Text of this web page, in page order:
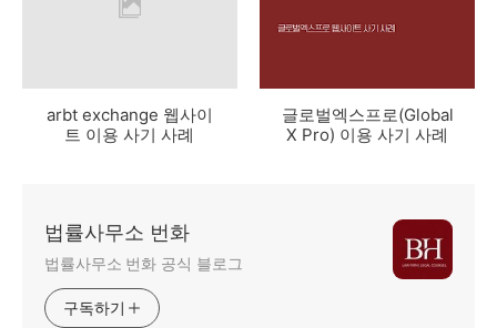
arbt exchange 웹사이
트 이용 사기 사례
글로벌엑스프로(Global
X Pro) 이용 사기 사례
법률사무소 번화
법률사무소 번화 공식 블로그
구독하기